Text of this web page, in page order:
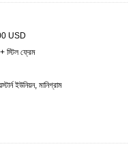
USD
স্টিল ফ্রেম
ইউনিয়ন, মানিগ্রাম